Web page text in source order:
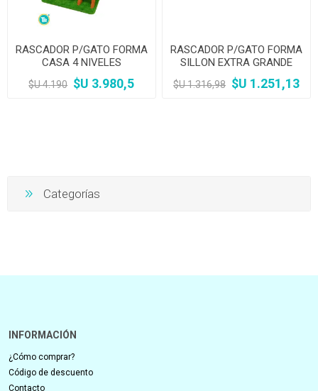
RASCADOR P/GATO FORMA
CASA 4 NIVELES
$U 4.190 $U 3.980,5
RASCADOR P/GATO FORMA
SILLON EXTRA GRANDE
$U 1.316,98 $U 1.251,13
Categorías
INFORMACIÓN
¿Cómo comprar?
Código de descuento
Contacto